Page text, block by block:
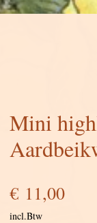
Mini
€ 11,00Prijs
incl.Btw